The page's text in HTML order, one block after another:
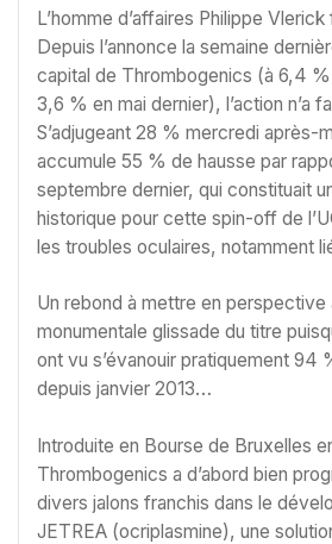
L’homme d’affaires Philippe
Depuis l’annonce la semaine
capital de Thrombogenics (à 6,4
3,6 % en mai dernier), l’action n’a
S’adjugeant 28 % mercredi après-
accumule 55 % de hausse par
septembre dernier, qui constituait
historique pour cette spin-off de
les troubles oculaires, notamment
Un rebond à mettre en perspective
monumentale glissade du titre
ont vu s’évanouir pratiquement 94
depuis janvier 2013…
Introduite en Bourse de Bruxelles
Thrombogenics a d’abord bien
divers jalons franchis dans le
JETREA (ocriplasmine), une